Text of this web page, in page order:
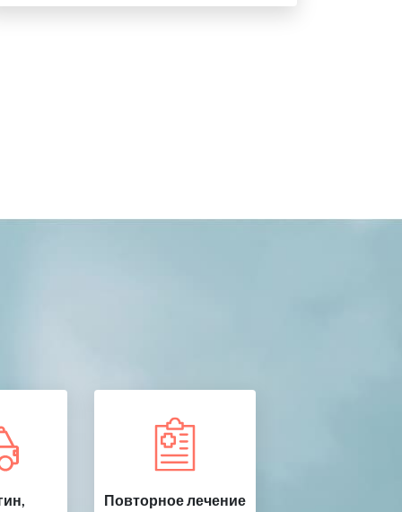
Повторное лечение